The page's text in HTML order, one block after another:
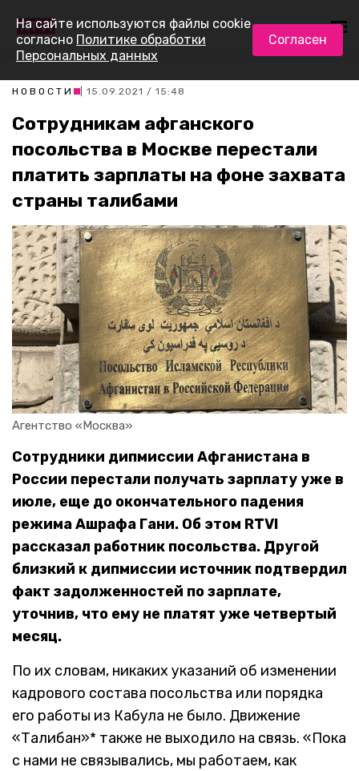
НОВОСТИ | 15.09.2021 / 15:48
Сотрудникам афганского
посольства в Москве перестали
платить зарплаты на фоне захвата
страны талибами
Агентство «Москва»
Сотрудники дипмиссии Афганистана в
России перестали получать зарплату уже в
июле, еще до окончательного падения
режима Ашрафа Гани. Об этом RTVI
рассказал работник посольства. Другой
близкий к дипмиссии источник подтвердил
факт задолженностей по зарплате,
уточнив, что ему не платят уже четвертый
месяц.
По их словам, никаких указаний об изменении
кадрового состава посольства или порядка
его работы из Кабула не было. Движение
«Талибан»* также не выходило на связь. «Пока
с нами не связывались, мы работаем, как
На сайте используются файлы cookie
согласно Политике обработки
Персональных данных
Согласен